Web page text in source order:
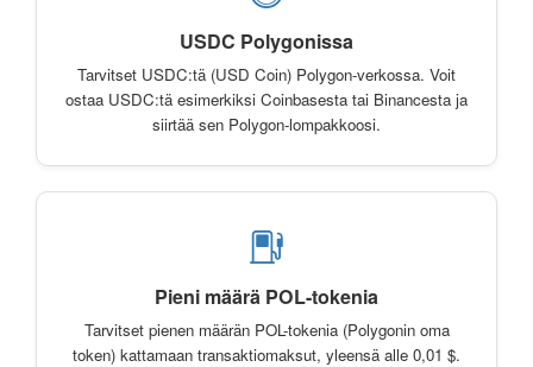
USDC Polygonissa
Tarvitset USDC:tä (USD Coin) Polygon-verkossa. Voit
ostaa USDC:tä esimerkiksi Coinbasesta tai Binancesta ja
siirtää sen Polygon-lompakkoosi.
Pieni määrä POL-tokenia
Tarvitset pienen määrän POL-tokenia (Polygonin oma
token) kattamaan transaktiomaksut, yleensä alle 0,01 $.